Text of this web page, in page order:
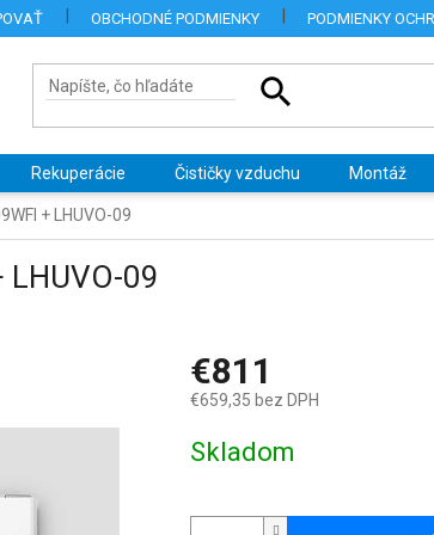
OBCHODNÉ PODMIENKY PODMIENKY
Rekuperácie Čističky vzduchu Montáž
+ LHUVO-09
LHUVO-09
€811
€659,35 bez DPH
cena:
Skladom